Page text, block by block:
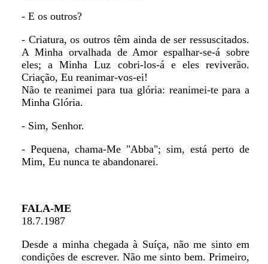
- E os outros?
- Criatura, os outros têm ainda de ser ressuscitados.
A Minha orvalhada de Amor espalhar-se-á sobre
eles; a Minha Luz cobri-los-á e eles reviverão.
Criação, Eu reanimar-vos-ei!
Não te reanimei para tua glória: reanimei-te para a
Minha Glória.
- Sim, Senhor.
- Pequena, chama-Me "Abba"; sim, está perto de
Mim, Eu nunca te abandonarei.
FALA-ME
18.7.1987
Desde a minha chegada à Suíça, não me sinto em
condições de escrever. Não me sinto bem. Primeiro,